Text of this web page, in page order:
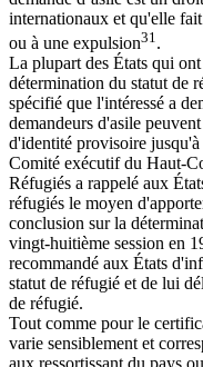
internationaux et qu'elle
ou à une expulsion31 .
La plupart des États qui
détermination du statut de
spécifié que l'intéressé a
demandeurs d'asile
d'identité provisoire
Comité exécutif du Haut-
Réfugiés a rappelé aux
réfugiés le moyen
conclusion sur la
vingt-huitième session en
recommandé aux États
statut de réfugié et de lui
de réfugié.
Tout comme pour le
varie sensiblement et
aux ressortissant du pays